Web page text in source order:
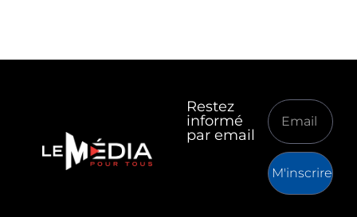
Restez
informé
par email
M'inscrire